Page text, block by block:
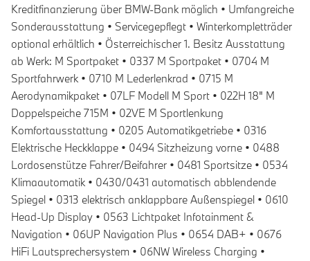
Kreditfinanzierung über BMW-Bank möglich • Umfangreiche
Sonderausstattung • Servicegepflegt • Winterkompletträder
optional erhältlich • Österreichischer 1. Besitz Ausstattung
ab Werk: M Sportpaket • 0337 M Sportpaket • 0704 M
Sportfahrwerk • 0710 M Lederlenkrad • 0715 M
Aerodynamikpaket • 07LF Modell M Sport • 022H 18" M
Doppelspeiche 715M • 02VE M Sportlenkung
Komfortausstattung • 0205 Automatikgetriebe • 0316
Elektrische Heckklappe • 0494 Sitzheizung vorne • 0488
Lordosenstütze Fahrer/Beifahrer • 0481 Sportsitze • 0534
Klimaautomatik • 0430/0431 automatisch abblendende
Spiegel • 0313 elektrisch anklappbare Außenspiegel • 0610
Head-Up Display • 0563 Lichtpaket Infotainment &
Navigation • 06UP Navigation Plus • 0654 DAB+ • 0676
HiFi Lautsprechersystem • 06NW Wireless Charging •